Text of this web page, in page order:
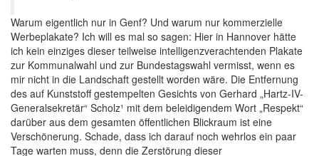
Warum eigentlich nur in Genf? Und warum nur kommerzielle
Werbeplakate? Ich will es mal so sagen: Hier in Hannover hätte
ich kein einziges dieser teilweise intelligenzverachtenden Plakate
zur Kommunalwahl und zur Bundestagswahl vermisst, wenn es
mir nicht in die Landschaft gestellt worden wäre. Die Entfernung
des auf Kunststoff gestempelten Gesichts von Gerhard „Hartz-IV-
Generalsekretär“ Scholz¹ mit dem beleidigendem Wort „Respekt“
darüber aus dem gesamten öffentlichen Blickraum ist eine
Verschönerung. Schade, dass ich darauf noch wehrlos ein paar
Tage warten muss, denn die Zerstörung dieser